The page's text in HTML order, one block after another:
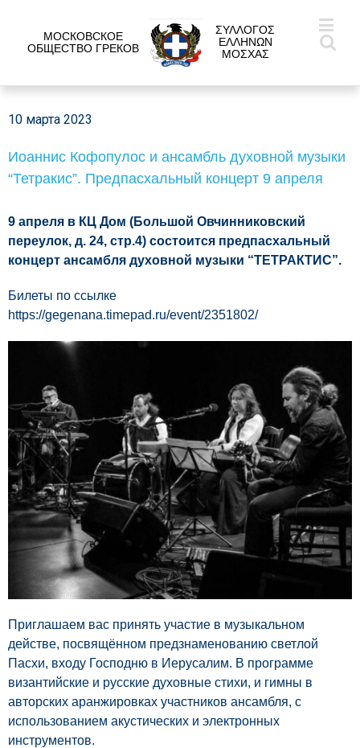
МОСКОВСКОЕ
ОБЩЕСТВО ГРЕКОВ
ΣΥΛΛΟΓΟΣ
ΕΛΛΗΝΩΝ
ΜΟΣΧΑΣ
10 марта 2023
Иоаннис Кофопулос и ансамбль духовной музыки
“Тетракис”. Предпасхальный концерт 9 апреля
9 апреля в КЦ Дом (Большой Овчинниковский
переулок, д. 24, стр.4) состоится предпасхальный
концерт ансамбля духовной музыки “ТЕТРАКТИС”.
Билеты по ссылке
https://gegenana.timepad.ru/event/2351802/
Приглашаем вас принять участие в музыкальном
действе, посвящённом предзнаменованию светлой
Пасхи, входу Господню в Иерусалим. В программе
византийские и русские духовные стихи, и гимны в
авторских аранжировках участников ансамбля, с
использованием акустических и электронных
инструментов.